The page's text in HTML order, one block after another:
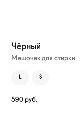
Чёрный
Мешочек для стирки
L S
590 руб.